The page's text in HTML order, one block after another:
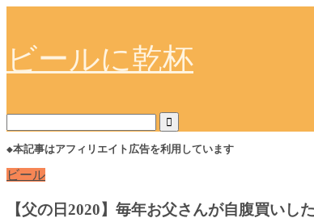
ビールに乾杯
◆本記事はアフィリエイト広告を利用しています
ビール
【父の日2020】毎年お父さんが自腹買いし